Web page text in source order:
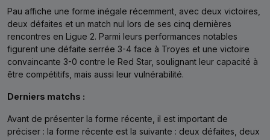
Pau affiche une forme inégale récemment, avec deux victoires,
deux défaites et un match nul lors de ses cinq dernières
rencontres en Ligue 2. Parmi leurs performances notables
figurent une défaite serrée 3-4 face à Troyes et une victoire
convaincante 3-0 contre le Red Star, soulignant leur capacité à
être compétitifs, mais aussi leur vulnérabilité.
Derniers matchs :
Avant de présenter la forme récente, il est important de
préciser : la forme récente est la suivante : deux défaites, deux